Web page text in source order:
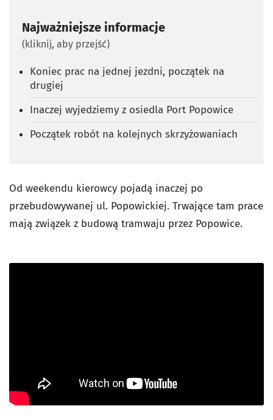
Najważniejsze informacje
(kliknij, aby przejść)
Koniec prac na jednej jezdni, początek na
drugiej
Inaczej wyjedziemy z osiedla Port Popowice
Początek robót na kolejnych skrzyżowaniach
Od weekendu kierowcy pojadą inaczej po
przebudowywanej ul. Popowickiej. Trwające tam prace
mają związek z budową tramwaju przez Popowice.